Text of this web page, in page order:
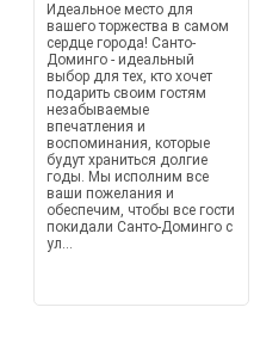
Идеальное место для
вашего торжества в самом
сердце города! Санто-
Доминго - идеальный
выбор для тех, кто хочет
подарить своим гостям
незабываемые
впечатления и
воспоминания, которые
будут храниться долгие
годы. Мы исполним все
ваши пожелания и
обеспечим, чтобы все гости
покидали Санто-Доминго с
ул...